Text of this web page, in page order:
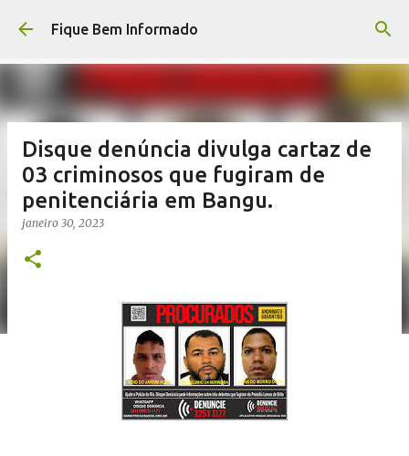
Pular para o conteúdo principal
Fique Bem Informado
Disque denúncia divulga cartaz de
03 criminosos que fugiram de
penitenciária em Bangu.
janeiro 30, 2023